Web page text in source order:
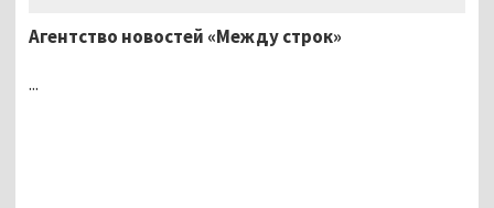
Агентство новостей «Между строк»
...